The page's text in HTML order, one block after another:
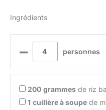
Ingrédients
– personnes
200 grammes de riz
1 cuillère à soupe de